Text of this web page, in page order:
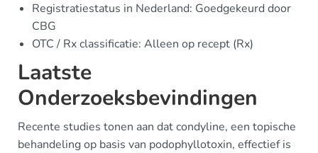
Registratiestatus in Nederland: Goedgekeurd door
CBG
OTC / Rx classificatie: Alleen op recept (Rx)
Laatste
Onderzoeksbevindingen
Recente studies tonen aan dat condyline, een topische
behandeling op basis van podophyllotoxin, effectief is